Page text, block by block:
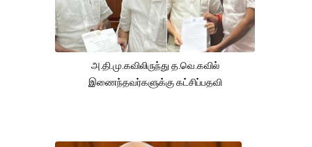
அ.தி.மு.கவிலிருந்து த.வெ.கவில்
இணைந்தவர்களுக்கு கட்சிப்பதவி